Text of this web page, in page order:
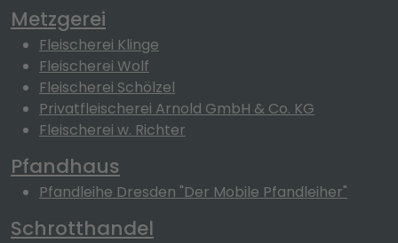
Metzgerei
Fleischerei Klinge
Fleischerei Wolf
Fleischerei Schölzel
Privatfleischerei Arnold GmbH & Co. KG
Fleischerei w. Richter
Pfandhaus
Pfandleihe Dresden "Der Mobile Pfandleiher"
Schrotthandel